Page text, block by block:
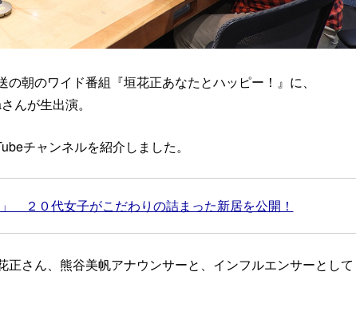
朝のワイド番組『垣花正あなたとハッピー！』に、
んが生出演。
チャンネルを紹介しました。
２０代女子がこだわりの詰まった新居を公開！
正さん、熊谷美帆アナウンサーと、インフルエンサーとして